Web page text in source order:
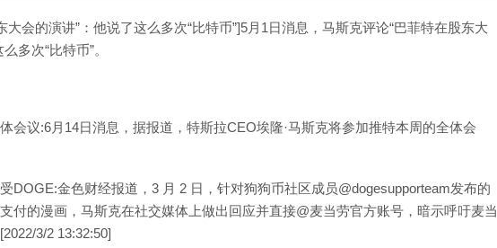
大会的演讲”：他说了这么多次“比特币”]5月1日消息，马斯克评论“巴菲特在股东大
多次“比特币”。
会议:6月14日消息，据报道，特斯拉CEO埃隆·马斯克将参加推特本周的全体会
DOGE:金色财经报道，3 月 2 日，针对狗狗币社区成员@dogesupporteam发布的
付的漫画，马斯克在社交媒体上做出回应并直接@麦当劳官方账号，暗示呼吁麦当
3/2 13:32:50]